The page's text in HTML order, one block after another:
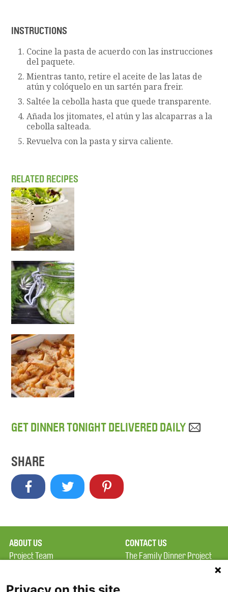
INSTRUCTIONS
Cocine la pasta de acuerdo con las instrucciones
del paquete.
Mientras tanto, retire el aceite de las latas de
atún y colóquelo en un sartén para freir.
Saltée la cebolla hasta que quede transparente.
Añada los jitomates, el atún y las alcaparras a la
cebolla salteada.
Revuelva con la pasta y sirva caliente.
RELATED RECIPES
GET DINNER TONIGHT DELIVERED DAILY
SHARE
ABOUT US
Project Team
Terms of Use
CONTACT US
The Family Dinner Project